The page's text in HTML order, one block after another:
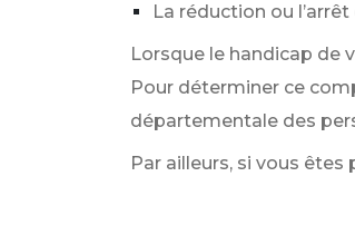
La réduction ou
Lorsque le handicap de
Pour déterminer ce
départementale des
Par ailleurs, si vous